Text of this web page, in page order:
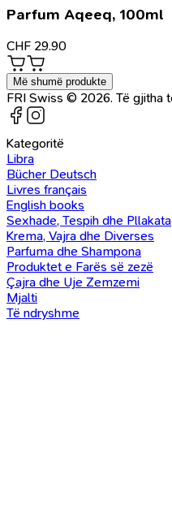
Parfum Aqeeq, 100ml
CHF 29.90
Më shumë produkte
FRI Swiss © 2026. Të gjitha
Kategoritë
Libra
Bücher Deutsch
Livres français
English books
Sexhade, Tespih dhe Pllakata
Krema, Vajra dhe Diverses
Parfuma dhe Shampona
Produktet e Farës së zezë
Çajra dhe Uje Zemzemi
Mjalti
Të ndryshme